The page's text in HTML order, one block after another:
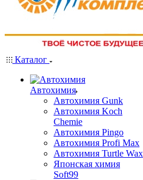
Каталог
Автохимия
Автохимия Gunk
Автохимия Koch
Chemie
Автохимия Pingo
Автохимия Profi Max
Автохимия Turtle Wax
Японская химия
Soft99